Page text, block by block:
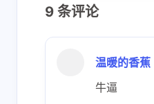
9 条评论
温暖的香蕉
牛逼